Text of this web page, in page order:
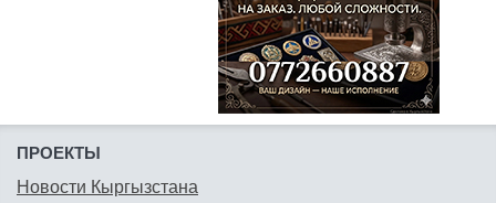
ПРОЕКТЫ
Новости Кыргызстана